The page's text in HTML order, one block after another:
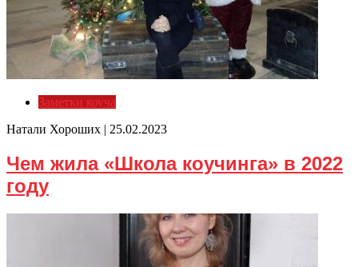
Заметки коуча
Натали Хороших | 25.02.2023
Чем жила «Школа коучинга» в 2022
году